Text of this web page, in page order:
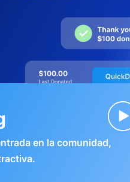
en la comunidad,